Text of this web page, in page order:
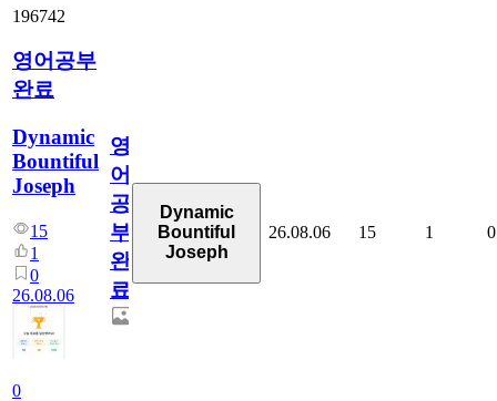
196742
영어공부
완료
Dynamic
Bountiful
Joseph
15
1
0
26.08.06
0
영
어
공
부
완
료
Dynamic
Bountiful
Joseph
26.08.06 15 1 0